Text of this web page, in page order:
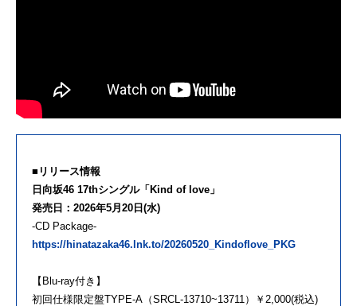
■リリース情報
日向坂46 17thシングル「Kind of love」
発売日：2026年5月20日(水)
-CD Package-
https://hinatazaka46.lnk.to/20260520_Kindoflove_PKG
【Blu-ray付き】
初回仕様限定盤TYPE-A（SRCL-13710~13711）￥2,000(税込)